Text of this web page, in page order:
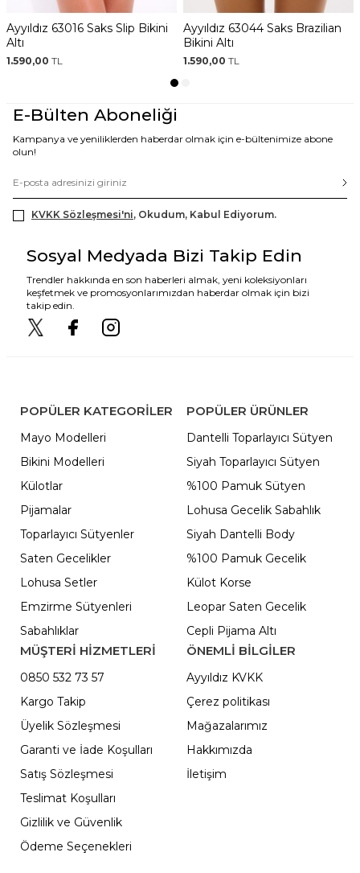
Ayyıldız 63016 Saks Slip Bikini
Altı
1.590,00 TL
Ayyıldız 63044 Saks Brazilian
Bikini Altı
1.590,00 TL
E-Bülten Aboneliği
Kampanya ve yeniliklerden haberdar olmak için e-bültenimize abone
olun!
KVKK Sözleşmesi'ni, Okudum, Kabul Ediyorum.
Sosyal Medyada Bizi Takip Edin
Trendler hakkında en son haberleri almak, yeni koleksiyonları
keşfetmek ve promosyonlarımızdan haberdar olmak için bizi
takip edin.
POPÜLER KATEGORILER
Mayo Modelleri
Bikini Modelleri
Külotlar
Pijamalar
Toparlayıcı Sütyenler
Saten Gecelikler
Lohusa Setler
Emzirme Sütyenleri
Sabahlıklar
POPÜLER ÜRÜNLER
Dantelli Toparlayıcı Sütyen
Siyah Toparlayıcı Sütyen
%100 Pamuk Sütyen
Lohusa Gecelik Sabahlık
Siyah Dantelli Body
%100 Pamuk Gecelik
Külot Korse
Leopar Saten Gecelik
Cepli Pijama Altı
MÜŞTERİ HİZMETLERİ
0850 532 73 57
Kargo Takip
Üyelik Sözleşmesi
Garanti ve İade Koşulları
Satış Sözleşmesi
Teslimat Koşulları
Gizlilik ve Güvenlik
Ödeme Seçenekleri
ÖNEMLI BILGILER
Ayyıldız KVKK
Çerez politikası
Mağazalarımız
Hakkımızda
İletişim